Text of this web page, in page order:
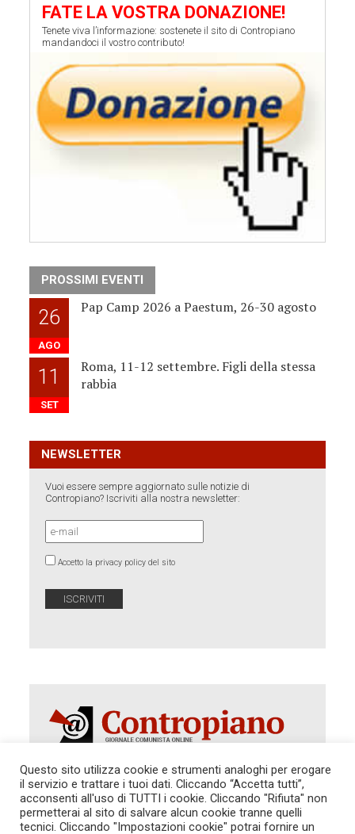
FATE LA VOSTRA DONAZIONE!
Tenete viva l’informazione: sostenete il sito di Contropiano
mandandoci il vostro contributo!
PROSSIMI EVENTI
26
AGO
Pap Camp 2026 a Paestum, 26-30 agosto
11
SET
Roma, 11-12 settembre. Figli della stessa
rabbia
NEWSLETTER
Vuoi essere sempre aggiornato sulle notizie di
Contropiano? Iscriviti alla nostra newsletter:
Accetto la privacy policy del sito
Autorizzazione del Tribunale di Roma 286 del 31
dicembre 2014. Direttore Responsabile: Sergio
Cararo. Indirizzo: V.Casalbruciato 27- sc. B - 00159
Questo sito utilizza cookie e strumenti analoghi per erogare
il servizio e trattare i tuoi dati. Cliccando “Accetta tutti”,
acconsenti all'uso di TUTTI i cookie. Cliccando "Rifiuta" non
permetterai al sito di salvare alcun cookie tranne quelli
tecnici. Cliccando "Impostazioni cookie" potrai fornire un